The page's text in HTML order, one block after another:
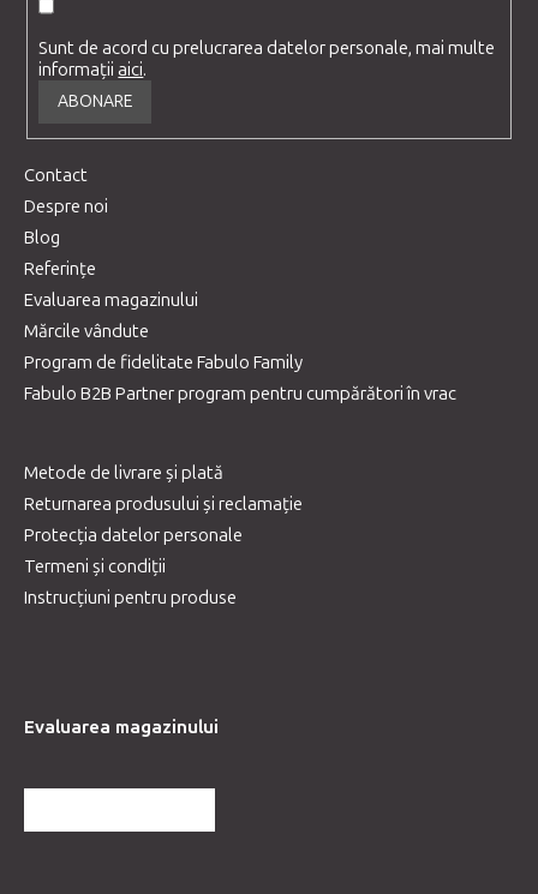
Sunt de acord cu prelucrarea datelor personale, mai multe
informațiiaici.
ABONARE
Contact
Despre noi
Blog
Referințe
Evaluarea magazinului
Mărcile vândute
Program de fidelitate Fabulo Family
Fabulo B2B Partner program pentru cumpărători în vrac
Metode de livrare și plată
Returnarea produsului și reclamație
Protecția datelor personale
Termeni și condiții
Instrucțiuni pentru produse
Evaluarea magazinului